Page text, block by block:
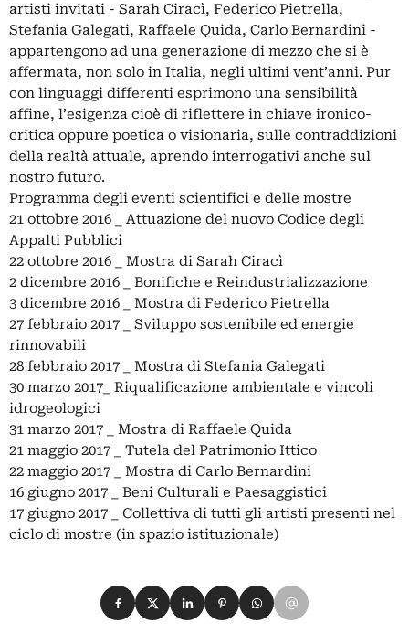
artisti invitati - Sarah Ciracì, Federico Pietrella,
Stefania Galegati, Raffaele Quida, Carlo Bernardini -
appartengono ad una generazione di mezzo che si è
affermata, non solo in Italia, negli ultimi vent’anni. Pur
con linguaggi differenti esprimono una sensibilità
affine, l’esigenza cioè di riflettere in chiave ironico-
critica oppure poetica o visionaria, sulle contraddizioni
della realtà attuale, aprendo interrogativi anche sul
nostro futuro.
Programma degli eventi scientifici e delle mostre
21 ottobre 2016 _ Attuazione del nuovo Codice degli
Appalti Pubblici
22 ottobre 2016 _ Mostra di Sarah Ciracì
2 dicembre 2016 _ Bonifiche e Reindustrializzazione
3 dicembre 2016 _ Mostra di Federico Pietrella
27 febbraio 2017 _ Sviluppo sostenibile ed energie
rinnovabili
28 febbraio 2017 _ Mostra di Stefania Galegati
30 marzo 2017_ Riqualificazione ambientale e vincoli
idrogeologici
31 marzo 2017 _ Mostra di Raffaele Quida
21 maggio 2017 _ Tutela del Patrimonio Ittico
22 maggio 2017 _ Mostra di Carlo Bernardini
16 giugno 2017 _ Beni Culturali e Paesaggistici
17 giugno 2017 _ Collettiva di tutti gli artisti presenti nel
ciclo di mostre (in spazio istituzionale)
Condividi su Facebook
Condividi su X
Condividi su LinkedIn
Condividi su Pinterest
Condividi su WhatsApp
Condividi su Email